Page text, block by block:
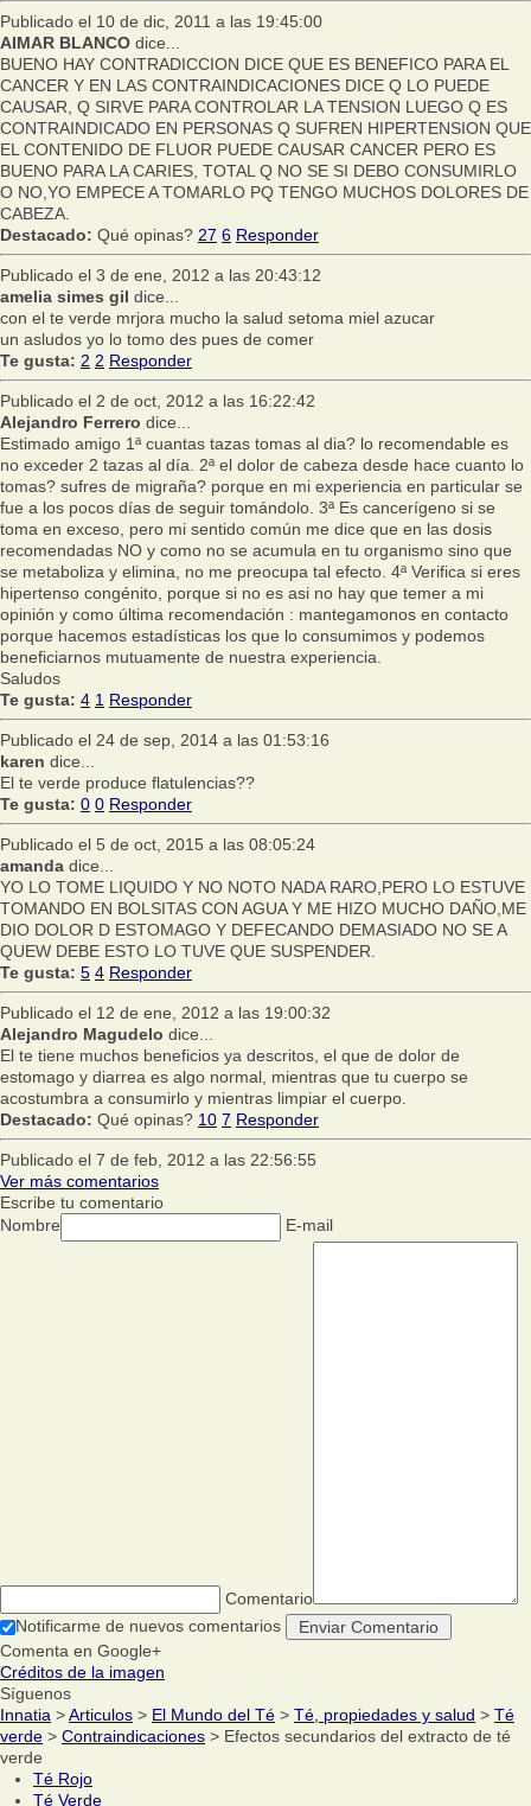
Publicado el 10 de dic, 2011 a las 19:45:00
AIMAR BLANCO dice...
BUENO HAY CONTRADICCION DICE QUE ES BENEFICO PARA EL
CANCER Y EN LAS CONTRAINDICACIONES DICE Q LO PUEDE
CAUSAR, Q SIRVE PARA CONTROLAR LA TENSION LUEGO Q ES
CONTRAINDICADO EN PERSONAS Q SUFREN HIPERTENSION QUE
EL CONTENIDO DE FLUOR PUEDE CAUSAR CANCER PERO ES
BUENO PARA LA CARIES, TOTAL Q NO SE SI DEBO CONSUMIRLO
O NO,YO EMPECE A TOMARLO PQ TENGO MUCHOS DOLORES DE
CABEZA.
Destacado: Qué opinas? 27 6 Responder
Publicado el 3 de ene, 2012 a las 20:43:12
amelia simes gil dice...
con el te verde mrjora mucho la salud setoma miel azucar
un asludos yo lo tomo des pues de comer
Te gusta: 2 2 Responder
Publicado el 2 de oct, 2012 a las 16:22:42
Alejandro Ferrero dice...
Estimado amigo 1ª cuantas tazas tomas al dia? lo recomendable es
no exceder 2 tazas al día. 2ª el dolor de cabeza desde hace cuanto lo
tomas? sufres de migraña? porque en mi experiencia en particular se
fue a los pocos días de seguir tomándolo. 3ª Es cancerígeno si se
toma en exceso, pero mi sentido común me dice que en las dosis
recomendadas NO y como no se acumula en tu organismo sino que
se metaboliza y elimina, no me preocupa tal efecto. 4ª Verifica si eres
hipertenso congénito, porque si no es asi no hay que temer a mi
opinión y como última recomendación : mantegamonos en contacto
porque hacemos estadísticas los que lo consumimos y podemos
beneficiarnos mutuamente de nuestra experiencia.
Saludos
Te gusta: 4 1 Responder
Publicado el 24 de sep, 2014 a las 01:53:16
karen dice...
El te verde produce flatulencias??
Te gusta: 0 0 Responder
Publicado el 5 de oct, 2015 a las 08:05:24
amanda dice...
YO LO TOME LIQUIDO Y NO NOTO NADA RARO,PERO LO ESTUVE
TOMANDO EN BOLSITAS CON AGUA Y ME HIZO MUCHO DAÑO,ME
DIO DOLOR D ESTOMAGO Y DEFECANDO DEMASIADO NO SE A
QUEW DEBE ESTO LO TUVE QUE SUSPENDER.
Te gusta: 5 4 Responder
Publicado el 12 de ene, 2012 a las 19:00:32
Alejandro Magudelo dice...
El te tiene muchos beneficios ya descritos, el que de dolor de
estomago y diarrea es algo normal, mientras que tu cuerpo se
acostumbra a consumirlo y mientras limpiar el cuerpo.
Destacado: Qué opinas? 10 7 Responder
Publicado el 7 de feb, 2012 a las 22:56:55
Ver más comentarios
Escribe tu comentario
Nombre
E-mail
Comentario
Notificarme de nuevos comentarios
Comenta en Google+
Créditos de la imagen
Síguenos
Innatia >Articulos > El Mundo del Té > Té, propiedades y salud > Té
verde > Contraindicaciones > Efectos secundarios del extracto de té
verde
Té Rojo
Té Verde